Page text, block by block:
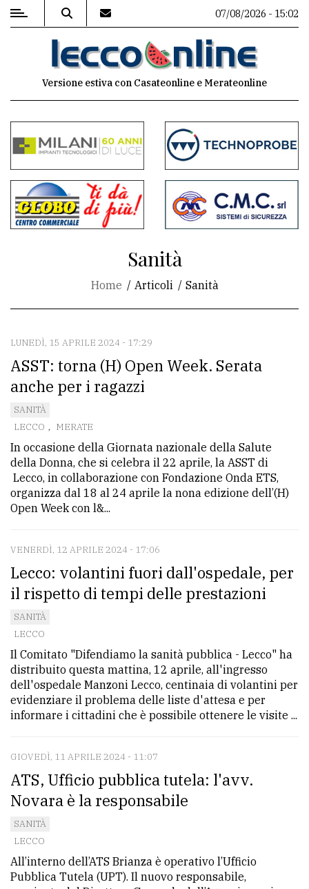
MENU
commenti
Contenuti
del
sito
CONTATTI
La
redazione
Scrivici
Per
tua
pubblicità
Cerca
per
comune
Ricerca
avanzata
LE
ALTRE
TESTATE
PRIVACY
policy
07/08/2026 - 15:02
Versione estiva con Casateonline e Merateonline
Sanità
Home Articoli Sanità
LUNEDÌ, 15 APRILE 2024 - 17:29
ASST: torna (H) Open Week. Serata
anche per i ragazzi
SANITÀ
LECCO , MERATE
In occasione della Giornata nazionale della Salute
della Donna, che si celebra il 22 aprile, la ASST di
Lecco, in collaborazione con Fondazione Onda ETS,
organizza dal 18 al 24 aprile la nona edizione dell’(H)
Open Week con l&...
VENERDÌ, 12 APRILE 2024 - 17:06
Lecco: volantini fuori dall'ospedale, per
il rispetto di tempi delle prestazioni
SANITÀ
LECCO
Il Comitato "Difendiamo la sanità pubblica - Lecco" ha
distribuito questa mattina, 12 aprile, all'ingresso
dell'ospedale Manzoni Lecco, centinaia di volantini per
evidenziare il problema delle liste d'attesa e per
informare i cittadini che è possibile ottenere le visite ...
GIOVEDÌ, 11 APRILE 2024 - 11:07
ATS, Ufficio pubblica tutela: l'avv.
Novara è la responsabile
SANITÀ
LECCO
All’interno dell’ATS Brianza è operativo l’Ufficio
Pubblica Tutela (UPT). Il nuovo responsabile,